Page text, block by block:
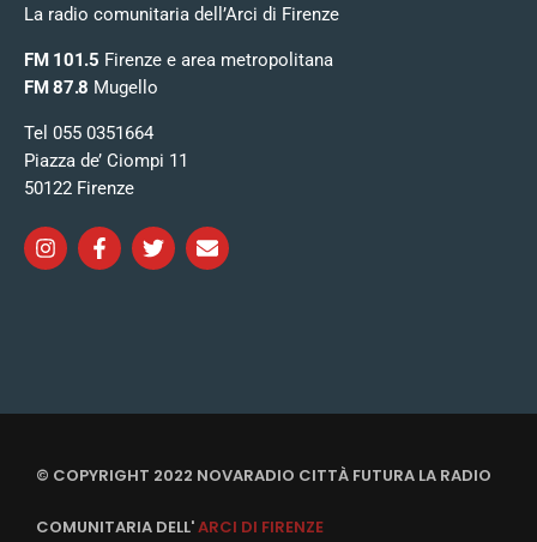
La radio comunitaria dell’Arci di Firenze
FM 101.5 Firenze e area metropolitana
FM 87.8 Mugello
Tel 055 0351664
Piazza de’ Ciompi 11
50122 Firenze
© COPYRIGHT 2022 NOVARADIO CITTÀ FUTURA LA RADIO
COMUNITARIA DELL'ARCI DI FIRENZE